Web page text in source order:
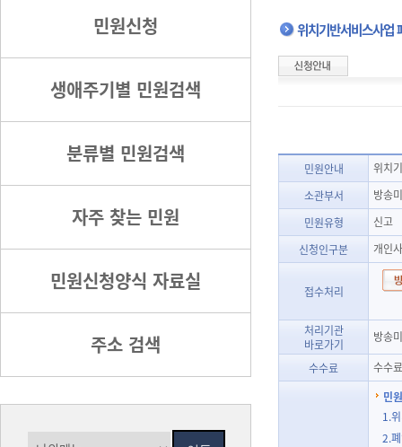
민원신청
생애주기별 민원검색
분류별 민원검색
자주 찾는 민원
민원신청양식 자료실
주소 검색
위치기반서비스사업
민원안내
위치
소관부서
방송
민원유형
신고
신청인구분
개인
접수처리
처리기관
바로가기
방송
수수료 수수
민
1.
2.